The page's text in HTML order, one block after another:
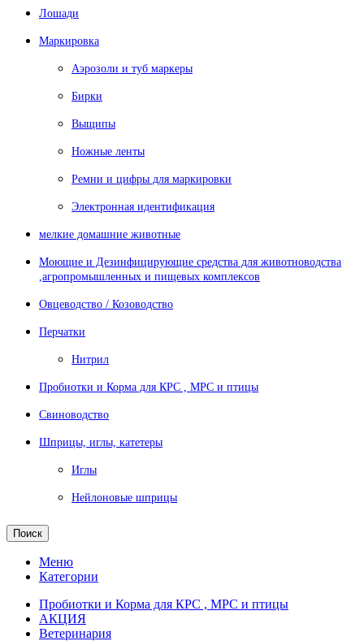
Лошади
Маркировка
Аэрозоли и туб маркеры
Бирки
Выщипы
Ножные ленты
Ремни и цифры для маркировки
Электронная идентификация
мелкие домашние животные
Моющие и Дезинфицирующие средства для животноводства
,агропромышленных и пищевых комплексов
Овцеводство / Козоводство
Перчатки
Нитрил
Пробиотки и Корма для КРС , МРС и птицы
Свиноводство
Шприцы, иглы, катетеры
Иглы
Нейлоновые шприцы
Поиск
Меню
Категории
Пробиотки и Корма для КРС , МРС и птицы
АКЦИЯ
Ветеринария